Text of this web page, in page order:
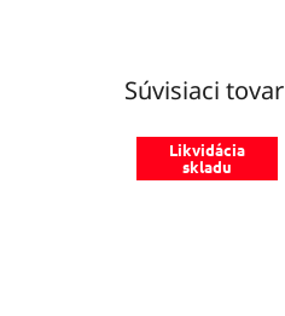
Súvisiaci tovar
Likvidácia
skladu